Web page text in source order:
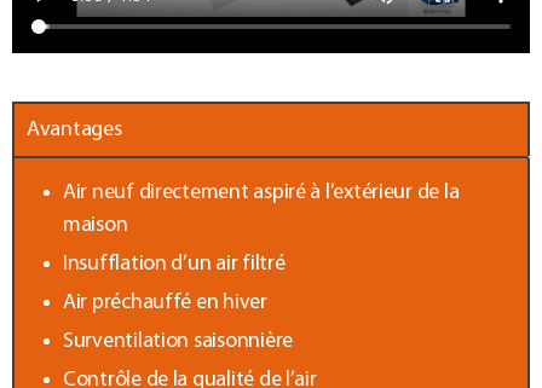
Avantages
Air neuf directement aspiré à l’extérieur de la
maison
Insufflation d’un air filtré
Air préchauffé en hiver
Surventilation saisonnière
Contrôle de la qualité de l’air